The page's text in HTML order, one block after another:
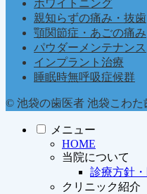
ホワイトニング
親知らずの痛み・抜歯
顎関節症・あごの痛み
パウダーメンテナンス
インプラント治療
睡眠時無呼吸症候群
© 池袋の歯医者 池袋こわた
メニュー
HOME
当院について
診療方針
クリニック紹介